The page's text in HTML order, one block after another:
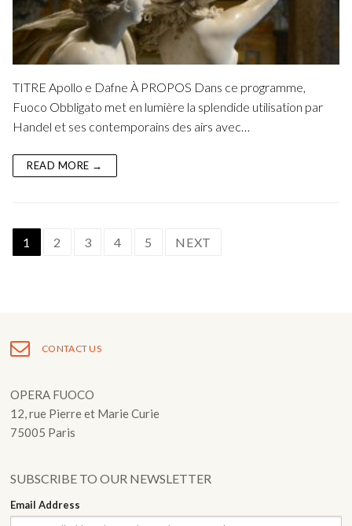
TITRE Apollo e Dafne À PROPOS Dans ce programme,
Fuoco Obbligato met en lumière la splendide utilisation par
Handel et ses contemporains des airs avec…
READ MORE →
Posts
1 2 3 4 5 NEXT
CONTACT US
OPERA FUOCO
12, rue Pierre et Marie Curie
75005 Paris
SUBSCRIBE TO OUR NEWSLETTER
Email Address